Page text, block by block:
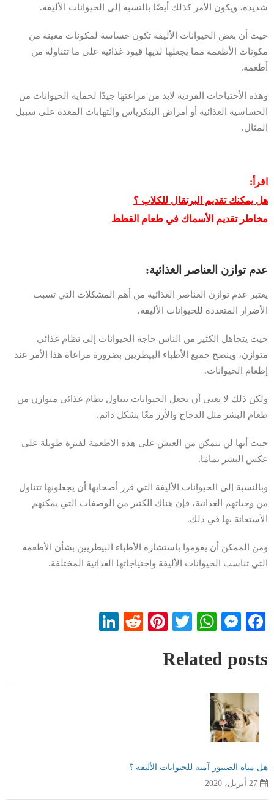
شديدة، ويكون الأمر كذلك أيضًا بالنسبة إلى الحيوانات الأليفة.
حيث أن بعض الحيوانات الأليفة تكون حساسة لمكونات معينة من
مكونات الأطعمة مما يجعلها لديها قيود غذائية على ما تتناوله من
أطعمة.
وهذه الأحتياجات الفردية لابد من مراعتها جيدًا لحماية الحيوانات من
الحساسية الغذائية أو أمراض البنكرياس والتهابات المعدة على سبيل
المثال.
اقرأ:
هل يمكنك تقديم البرتقال للكلاب ؟
مخاطر تقديم الأسماك في طعام القطط
عدم توازن العناصر الغذائية:
يعتبر عدم توازن العناصر الغذائية من أهم المشكلات التي تسبب
الأضرار المتعددة للحيوانات الأليفة.
حيث يتجاهل الكثير من الناس حاجة الحيوانات إلى نظام غذائي
متوازن، وينصح جميع الأطباء البيطريين بضرورة مراعاة هذا الأمر عند
إطعام الحيوانات.
ولكن ذلك لا يعني أن نجعل الحيوانات تتناول نظام غذائي متوازن من
طعام البشر مثل الدجاج والأرز معًا بشكل دائم.
حيث أنها لن تتمكن من العيش على هذه الأطعمة لفترة طويلة على
عكس البشر تمامًا.
وبالنسبة إلى الحيوانات الأليفة التي قرر أصحابها أن يجعلونها تتناول
من وجباتهم الغذائية، فإن هناك الكثير من الوصفات التي يمكنهم
الأستعانة بها في ذلك.
ومن الممكن أن يقوموا باستشارة الأطباء البيطريين بشأن الأطعمة
التي تناسب الحيوانات الأليفة واحتياجاتها الغذائية المختلفة.
Facebook
Messenger
WhatsApp
Twitter
Pinterest
Reddit
Related posts
هل مياه الصنبور آمنه للحيوانات الأليفة ؟
27 أبريل، 2020